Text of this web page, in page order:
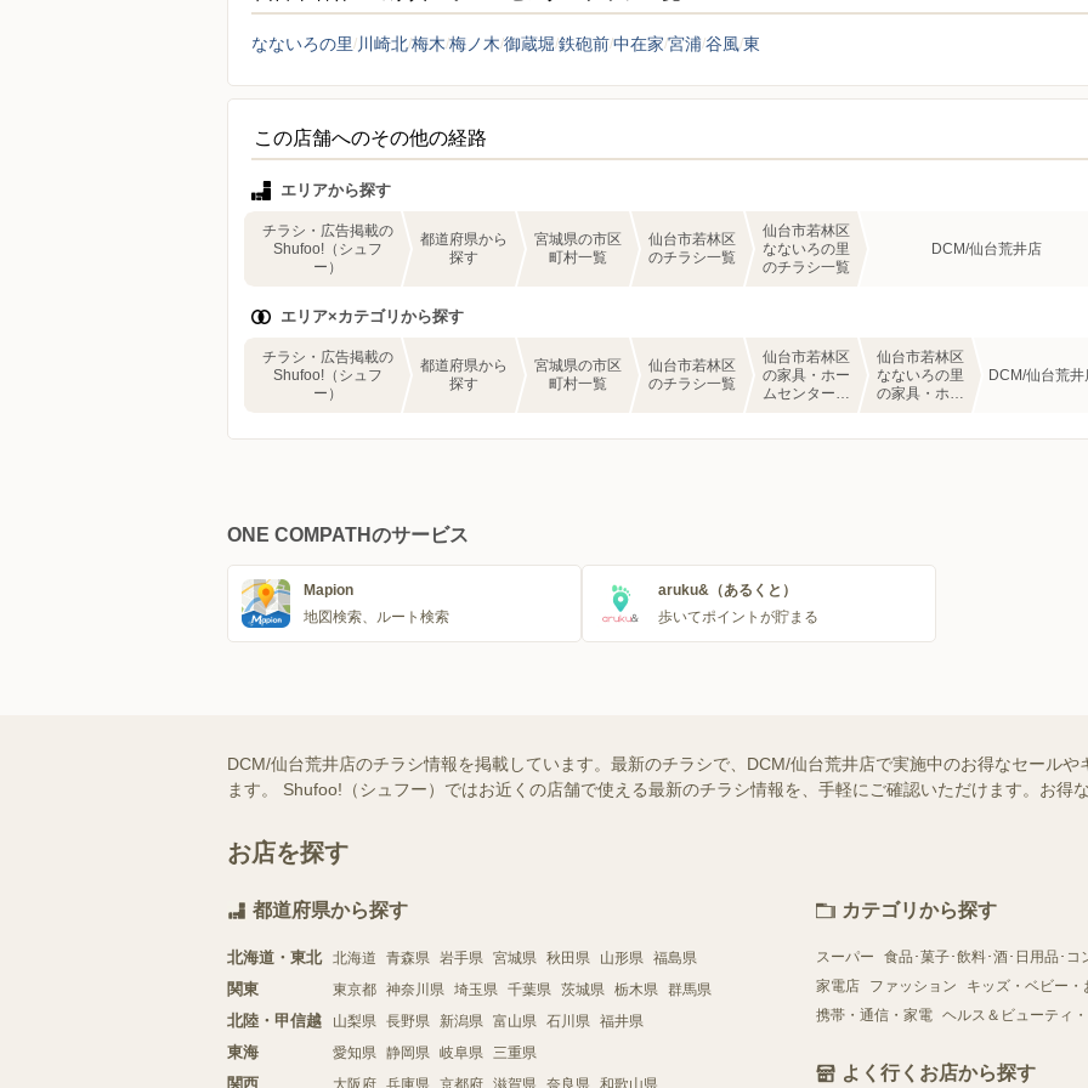
なないろの里 川崎北梅木 梅ノ木 御蔵堀 鉄砲前中在家 宮浦 谷風東
この店舗へのその他の経路
エリアから探す
チラシ・広告掲載の
Shufoo!（シュフ
ー）
都道府県から
探す
宮城県の市区
町村一覧
仙台市若林区
のチラシ一覧
仙台市若林区
なないろの里
のチラシ一覧
DCM/仙台荒井店
エリア×カテゴリから探す
チラシ・広告掲載の
Shufoo!（シュフ
ー）
都道府県から
探す
宮城県の市区
町村一覧
仙台市若林区
のチラシ一覧
仙台市若林区
の家具・ホー
ムセンターの
仙台市若林区
なないろの里
の家具・ホー
DCM/仙台荒井
ONE COMPATHのサービス
Mapion
地図検索、ルート検索
aruku&（あるくと）
歩いてポイントが貯まる
DCM/仙台荒井店のチラシ情報を掲載しています。最新のチラシで、DCM/仙台荒井店で実施中のお得なセール
ます。 Shufoo!（シュフー）ではお近くの店舗で使える最新のチラシ情報を、手軽にご確認いただけます。お得
お店を探す
都道府県から探す
北海道・東北 北海道 青森県 岩手県 宮城県 秋田県 山形県 福島県
関東 東京都 神奈川県 埼玉県 千葉県 茨城県 栃木県 群馬県
北陸・甲信越 山梨県 長野県 新潟県 富山県 石川県 福井県
東海 愛知県 静岡県 岐阜県 三重県
関西 大阪府 兵庫県 京都府 滋賀県 奈良県 和歌山県
カテゴリから探す
スーパー
食品･菓子･飲料･酒･日用品･コ
家電店
ファッション
キッズ・ベビー・
携帯・通信・家電 ヘルス＆ビューティ
よく行くお店から探す